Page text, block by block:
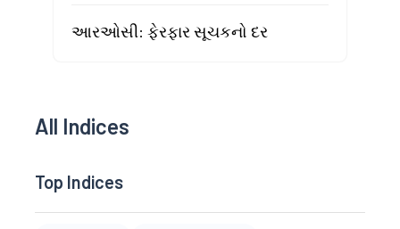
આરઓસી: ફેરફાર સૂચકનો દર
All Indices
Top Indices